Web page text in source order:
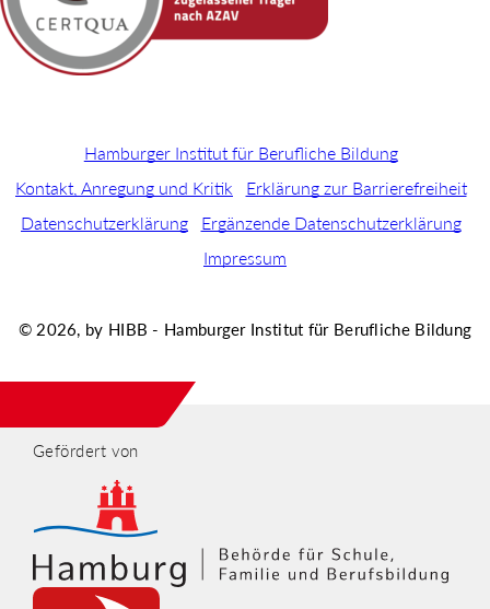
Hamburger Institut für Berufliche Bildung
Kontakt, Anregung und Kritik
Erklärung zur Barrierefreiheit
Datenschutzerklärung
Ergänzende Datenschutzerklärung
Impressum
© 2026, by HIBB - Hamburger Institut für Berufliche Bildung
Gefördert von